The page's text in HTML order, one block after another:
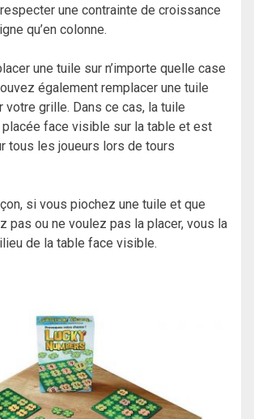
une contrainte de croissance
qu’en colonne.
une tuile sur n’importe quelle case
également remplacer une tuile
votre grille. Dans ce cas, la tuile
face visible sur la table et est
tous les joueurs lors de tours
si vous piochez une tuile et que
pas ou ne voulez pas la placer, vous la
de la table face visible.